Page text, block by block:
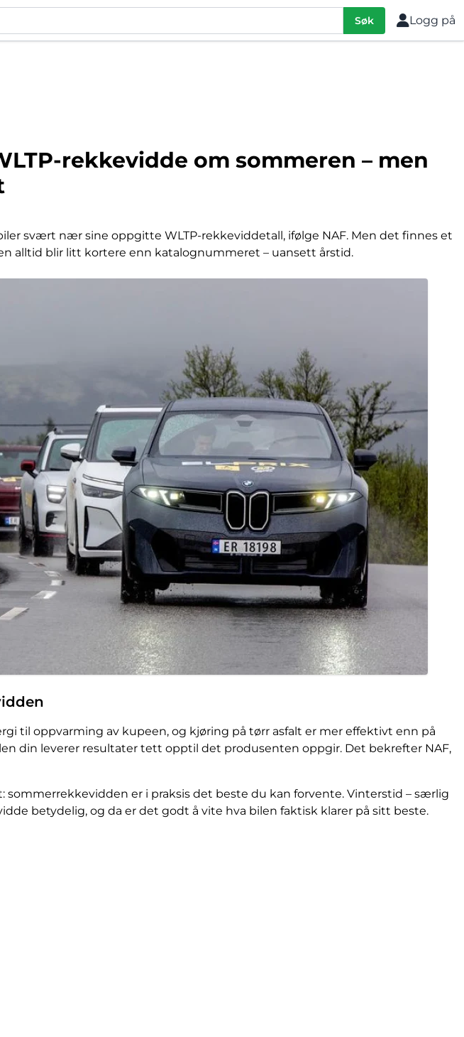
Søk Logg på
rekkevidde om sommeren – men
svært nær sine oppgitte WLTP-rekkeviddetall, ifølge NAF. Men det finnes et
alltid blir litt kortere enn katalognummeret – uansett årstid.
til oppvarming av kupeen, og kjøring på tørr asfalt er mer effektivt enn på
din leverer resultater tett opptil det produsenten oppgir. Det bekrefter NAF,
er i praksis det beste du kan forvente. Vinterstid – særlig
betydelig, og da er det godt å vite hva bilen faktisk klarer på sitt beste.